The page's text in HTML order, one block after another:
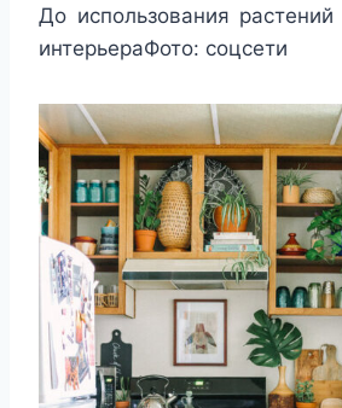
До использования
интерьераФото: соцсети